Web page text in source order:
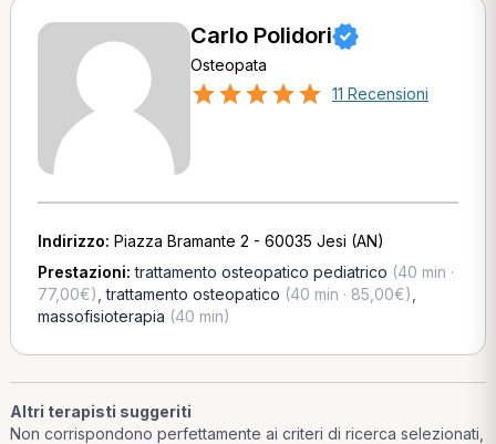
Carlo Polidori
Osteopata
11 Recensioni
Indirizzo: Piazza Bramante 2 - 60035 Jesi (AN)
Prestazioni:trattamento osteopatico pediatrico (40 min ·
77,00€) ,trattamento osteopatico (40 min · 85,00€)
massofisioterapia (40 min)
Altri terapisti suggeriti
Non corrispondono perfettamente ai criteri di ricerca selezionati,